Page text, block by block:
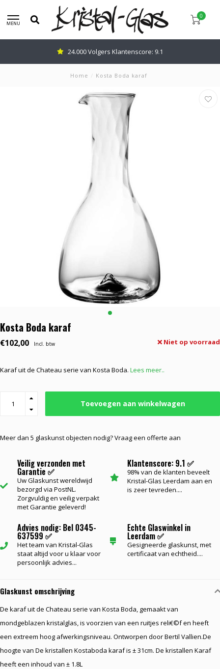
MENU
0
24.000 Volgers Klantenscore: 9.1
Home / Kosta Boda karaf
Kosta Boda karaf
€102,00 Incl. btw Niet op voorraad
Karaf uit de Chateau serie van Kosta Boda. Lees meer..
Toevoegen aan winkelwagen
Meer dan 5 glaskunst objecten nodig? Vraag een offerte aan
Veilig verzonden met
Garantie ✅
Uw Glaskunst wereldwijd
bezorgd via PostNL.
Zorgvuldig en veilig verpakt
met Garantie geleverd!
Klantenscore: 9.1 ✅
98% van de klanten beveelt
Kristal-Glas Leerdam aan en
is zeer tevreden....
Advies nodig: Bel 0345-
637599 ✅
Het team van Kristal-Glas
staat altijd voor u klaar voor
persoonlijk advies...
Echte Glaswinkel in
Leerdam ✅
Gesigneerde glaskunst, met
certificaat van echtheid....
Glaskunst omschrijving
De karaf uit de Chateau serie van Kosta Boda, gemaakt van
mondgeblazen kristalglas, is voorzien van een ruitjes reli€©f en heeft
een extreem hoog afwerkingsniveau. Ontworpen door Bertil Vallien.De
hoogte van De kristallen Kostaboda karaf is ± 31cm. De kristallen Karaf
heeft een inhoud van ± 1.8L